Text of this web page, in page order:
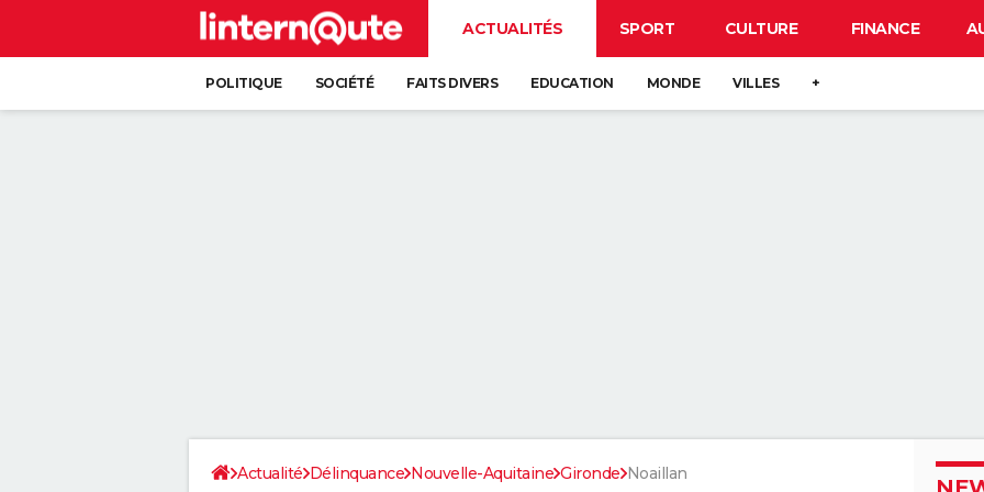
ACTUALITÉS SPORT CULTURE FINANCE
POLITIQUE SOCIÉTÉ FAITS DIVERS EDUCATION MONDE VILLES +
Actualité Délinquance Nouvelle-Aquitaine Gironde Noaillan